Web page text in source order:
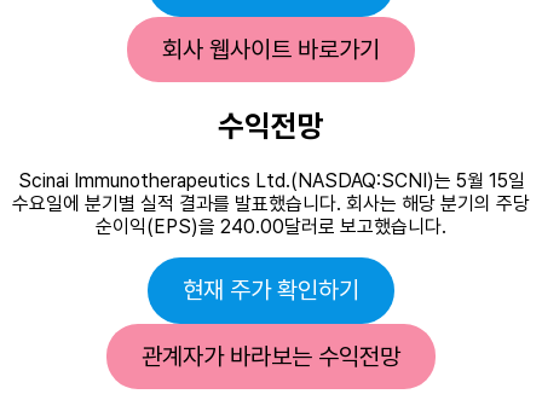
회사 웹사이트 바로가기
수익전망
Scinai Immunotherapeutics Ltd.(NASDAQ:SCNI)는 5월 15일
수요일에 분기별 실적 결과를 발표했습니다. 회사는 해당 분기의 주당
순이익(EPS)을 240.00달러로 보고했습니다.
현재 주가 확인하기
관계자가 바라보는 수익전망